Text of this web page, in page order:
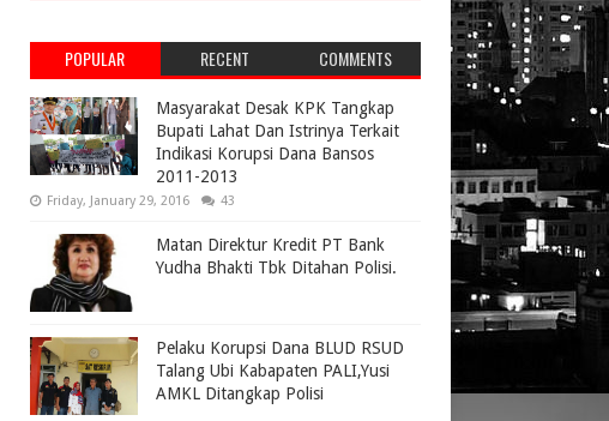
POPULAR RECENT COMMENTS
Masyarakat Desak KPK Tangkap
Bupati Lahat Dan Istrinya Terkait
Indikasi Korupsi Dana Bansos
2011-2013
Friday, January 29, 2016 43
Matan Direktur Kredit PT Bank
Yudha Bhakti Tbk Ditahan Polisi.
Pelaku Korupsi Dana BLUD RSUD
Talang Ubi Kabapaten PALI,Yusi
AMKL Ditangkap Polisi